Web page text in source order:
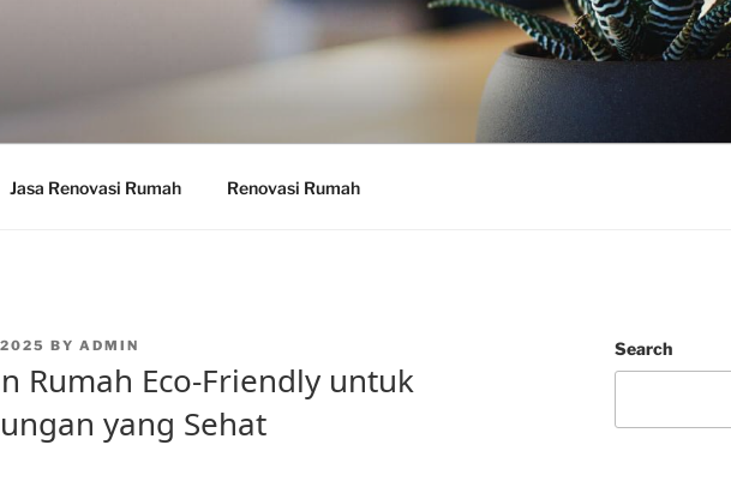
Jasa Renovasi Rumah Renovasi Rumah
BY ADMIN
Rumah Eco-Friendly untuk
yang Sehat
Search